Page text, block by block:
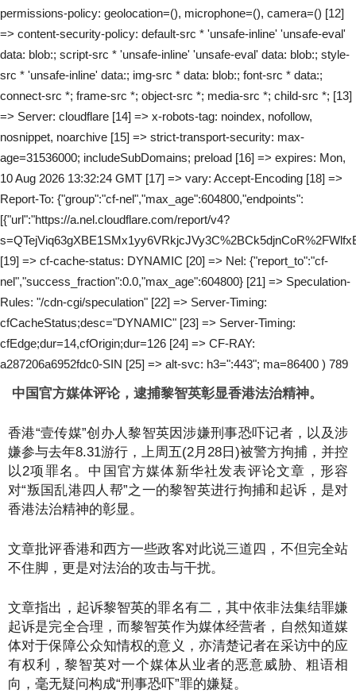
permissions-policy: geolocation=(), microphone=(), camera=() [12]
=> content-security-policy: default-src * 'unsafe-inline' 'unsafe-eval'
data: blob:; script-src * 'unsafe-inline' 'unsafe-eval' data: blob:; style-
src * 'unsafe-inline' data:; img-src * data: blob:; font-src * data:;
connect-src *; frame-src *; object-src *; media-src *; child-src *; [13]
=> Server: cloudflare [14] => x-robots-tag: noindex, nofollow,
nosnippet, noarchive [15] => strict-transport-security: max-
age=31536000; includeSubDomains; preload [16] => expires: Mon,
10 Aug 2026 13:32:24 GMT [17] => vary: Accept-Encoding [18] =>
Report-To: {"group":"cf-nel","max_age":604800,"endpoints":
[{"url":"https://a.nel.cloudflare.com/report/v4?
[19] => cf-cache-status: DYNAMIC [20] => Nel: {"report_to":"cf-
nel","success_fraction":0.0,"max_age":604800} [21] => Speculation-
Rules: "/cdn-cgi/speculation" [22] => Server-Timing:
cfCacheStatus;desc="DYNAMIC" [23] => Server-Timing:
cfEdge;dur=14,cfOrigin;dur=126 [24] => CF-RAY:
a287206a6952fdc0-SIN [25] => alt-svc: h3=":443"; ma=86400 ) 789
中国官方媒体评论，逮捕黎智英彰显香港法治精神。
香港“壹传媒”创办人黎智英因涉嫌刑事恐吓记者，以及涉
嫌参与去年8.31游行，上周五(2月28日)被警方拘捕，并控
以2项罪名。中国官方媒体新华社发表评论文章，形容
对“叛国乱港四人帮”之一的黎智英进行拘捕和起诉，是对
香港法治精神的彰显。
文章批评香港和西方一些政客对此说三道四，不但完全站
不住脚，更是对法治的攻击与干扰。
文章指出，起诉黎智英的罪名有二，其中依非法集结罪嫌
起诉是完全合理，而黎智英作为媒体经营者，自然知道媒
体对于保障公众知情权的意义，亦清楚记者在采访中的应
有权利，黎智英对一个媒体从业者的恶意威胁、粗语相
向，毫无疑问构成“刑事恐吓”罪的嫌疑。